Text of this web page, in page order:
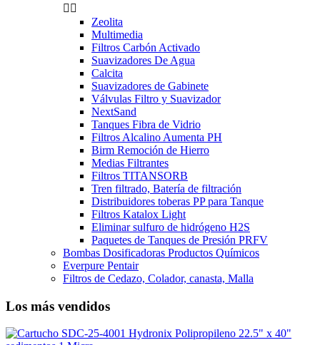
 
Zeolita
Multimedia
Filtros Carbón Activado
Suavizadores De Agua
Calcita
Suavizadores de Gabinete
Válvulas Filtro y Suavizador
NextSand
Tanques Fibra de Vidrio
Filtros Alcalino Aumenta PH
Birm Remoción de Hierro
Medias Filtrantes
Filtros TITANSORB
Tren filtrado, Batería de filtración
Distribuidores toberas PP para Tanque
Filtros Katalox Light
Eliminar sulfuro de hidrógeno H2S
Paquetes de Tanques de Presión PRFV
Bombas Dosificadoras Productos Químicos
Everpure Pentair
Filtros de Cedazo, Colador, canasta, Malla
Los más vendidos